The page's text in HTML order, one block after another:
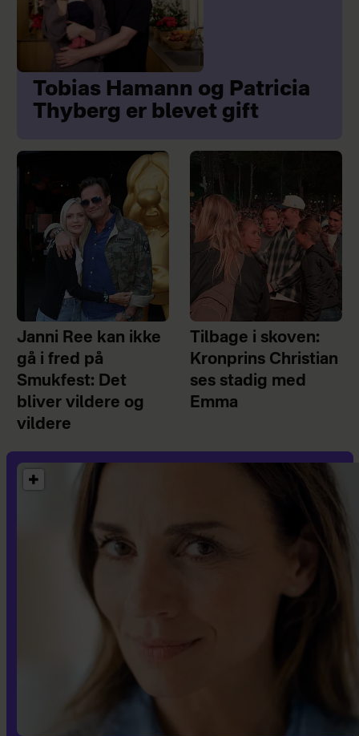
Tobias Hamann og Patricia
Thyberg er blevet gift
Janni Ree kan ikke
gå i fred på
Smukfest: Det
bliver vildere og
vildere
Tilbage i skoven:
Kronprins Christian
ses stadig med
Emma